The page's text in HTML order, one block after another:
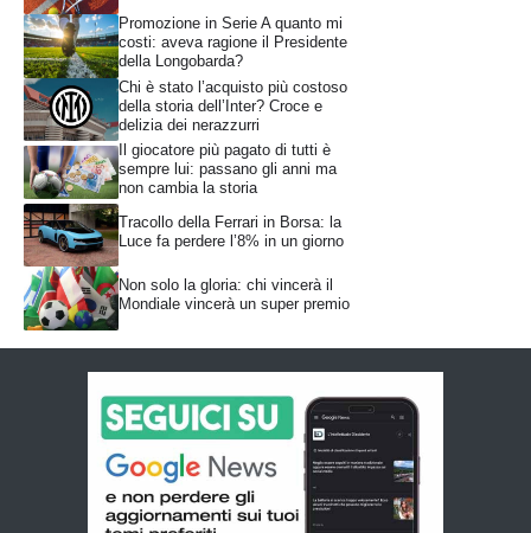
Promozione in Serie A quanto mi
costi: aveva ragione il Presidente
della Longobarda?
Chi è stato l’acquisto più costoso
della storia dell’Inter? Croce e
delizia dei nerazzurri
Il giocatore più pagato di tutti è
sempre lui: passano gli anni ma
non cambia la storia
Tracollo della Ferrari in Borsa: la
Luce fa perdere l’8% in un giorno
Non solo la gloria: chi vincerà il
Mondiale vincerà un super premio